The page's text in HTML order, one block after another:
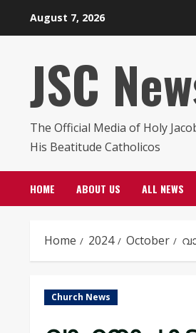
August 7, 2026
JSC
The Official Media of Holy
His Beatitude Catholicos
HOME ABOUT US ALL NEWS
Home 2024 October
Church News